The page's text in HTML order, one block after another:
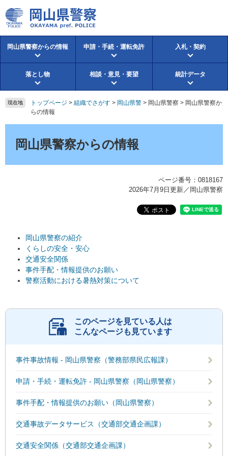
ー
ジ
の
ニ
ュ
ー
て
本
へ
岡山県警察からの情報 申請・手続・運転免許 入札・契約
落とし物 相談・意見・要望 統計データ
現在地 トップページ > 組織でさがす > 岡山県警 > 岡山県警察 > 岡山県警察か
らの情報
岡山県警察からの情報
ページ番号：0818167
2026年7月9日更新 ／岡山県警察
岡山県警察の紹介
くらしの安全・安心
交通安全関係
事件手配・情報提供のお願い
警察活動における暑熱対策について
このページを見ている人は
こんなページも見ています
事件事故情報 - 岡山県警察（警務部県民広報課）
申請・手続・運転免許 - 岡山県警察（岡山県警察）
事件手配・情報提供のお願い（岡山県警察）
交通事故データサービス（交通部交通企画課）
交通安全関係（交通部交通企画課）